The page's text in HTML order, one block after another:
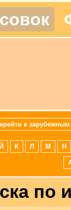
к зарубежным
К Л М Н
по